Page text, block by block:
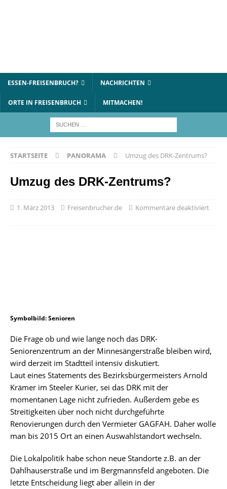
ESSEN-FREISENBRUCH? NACHRICHTEN
ORTE IN FREISENBRUCH MITMACHEN!
STARTSEITE PANORAMA Umzug des DRK-Zentrums?
Umzug des DRK-Zentrums?
1. März 2013 Freisenbrucher.de Kommentare deaktiviert
Symbolbild: Senioren
Die Frage ob und wie lange noch das DRK-
Seniorenzentrum an der Minnesängerstraße bleiben wird,
wird derzeit im Stadtteil intensiv diskutiert.
Laut eines Statements des Bezirksbürgermeisters Arnold
Krämer im Steeler Kurier, sei das DRK mit der
momentanen Lage nicht zufrieden. Außerdem gebe es
Streitigkeiten über noch nicht durchgeführte
Renovierungen durch den Vermieter GAGFAH. Daher wolle
man bis 2015 Ort an einen Auswahlstandort wechseln.
Die Lokalpolitik habe schon neue Standorte z.B. an der
Dahlhauserstraße und im Bergmannsfeld angeboten. Die
letzte Entscheidung liegt aber allein in der